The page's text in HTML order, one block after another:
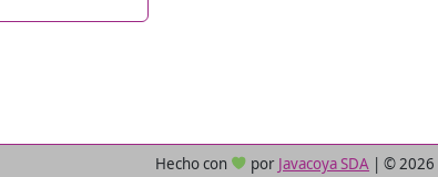
Hecho con por Javacoya SDA |©2026